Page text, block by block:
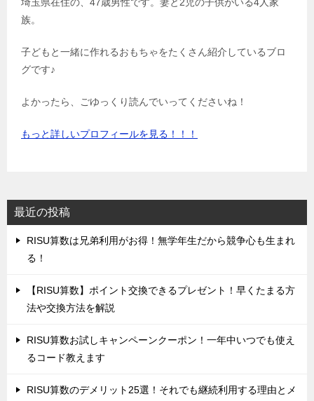
埼玉県在住の、47歳男性です。妻と2児の子供がいる4人家
族。
子どもと一緒に作れるおもちゃをたくさん紹介しているブロ
グです♪
よかったら、ごゆっくり読んでいってくださいね！
もっと詳しいプロフィールを見る！！！
最近の投稿
‌RISU算数は兄弟利用がお得！無学年生だから競争心も生まれ
る！
‌【RISU算数】ポイント交換できるプレゼント！早くたまる方
法や交換方法を解説
‌RISU算数お試しキャンペーンクーポン！一年中いつでも使え
るコード教えます
‌RISU算数のデメリット25選！それでも継続利用する理由とメ